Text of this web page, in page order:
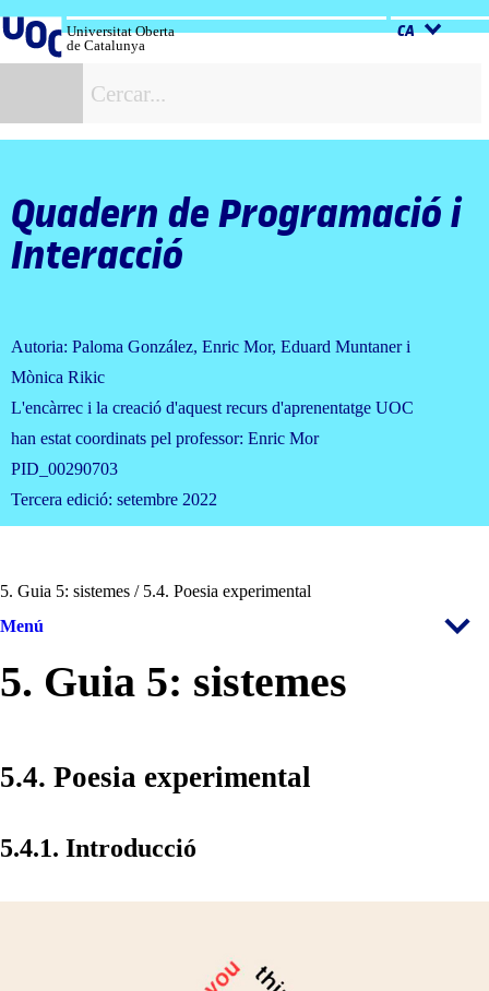
al
contingut
Universitat Oberta
de Catalunya
CA
Quadern de Programació i
Interacció
Autoria: Paloma González, Enric Mor, Eduard Muntaner i
Mònica Rikic
L'encàrrec i la creació d'aquest recurs d'aprenentatge UOC
han estat coordinats pel professor: Enric Mor
PID_00290703
Tercera edició: setembre 2022
5. Guia 5: sistemes / 5.4. Poesia experimental
Menú
5. Guia 5: sistemes
5.4. Poesia experimental
5.4.1. Introducció